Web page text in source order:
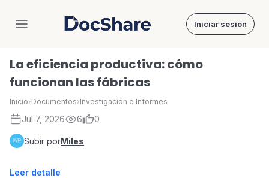
DocShare Iniciar sesión
La eficiencia productiva: cómo
funcionan las fábricas
Inicio›Documentos›Investigación e Informes
Jul 7, 2026 6 0
Subir porMiles
Leer detalle